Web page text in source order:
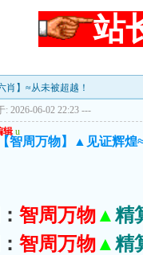
站
】≈从未被超越！
: 2026-06-02 22:23 ---
辑 u
智周万物】▲见证辉煌
智周万物▲精
智周万物▲精